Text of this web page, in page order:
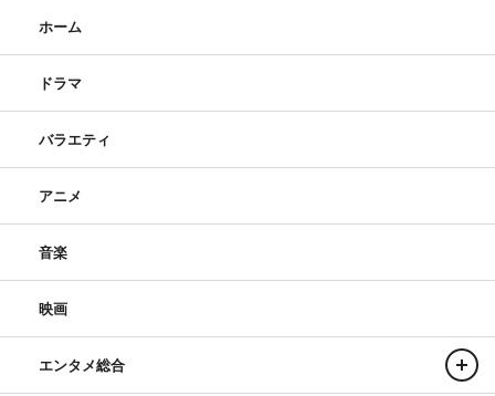
ホーム
ドラマ
バラエティ
アニメ
音楽
映画
エンタメ総合